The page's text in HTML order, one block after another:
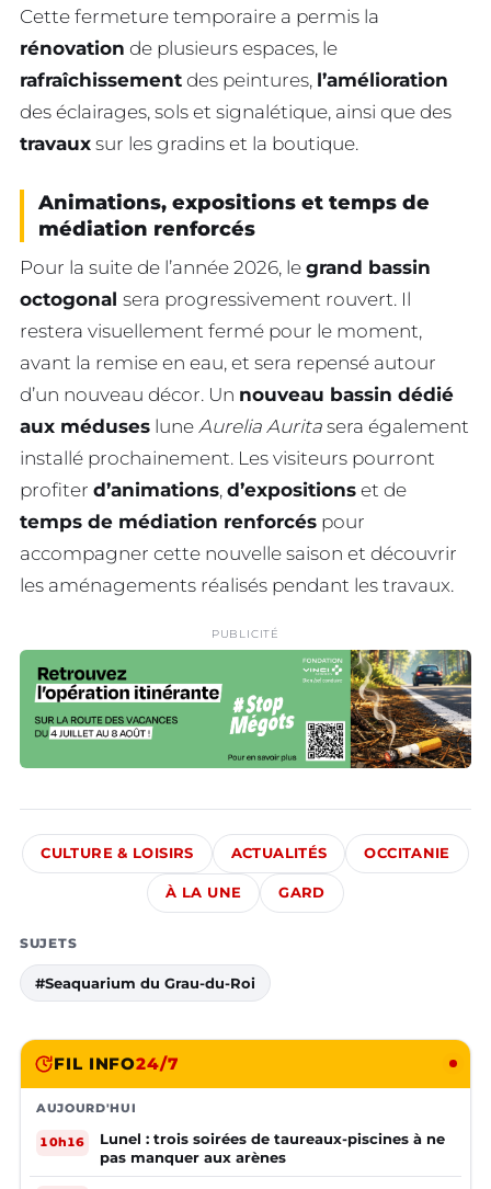
Cette fermeture temporaire a permis la
rénovation de plusieurs espaces, le
rafraîchissement des peintures, l’amélioration
des éclairages, sols et signalétique, ainsi que des
travaux sur les gradins et la boutique.
Animations, expositions et temps de
médiation renforcés
Pour la suite de l’année 2026, le grand bassin
octogonal sera progressivement rouvert. Il
restera visuellement fermé pour le moment,
avant la remise en eau, et sera repensé autour
d’un nouveau décor. Un nouveau bassin dédié
aux méduses lune Aurelia Aurita sera également
installé prochainement. Les visiteurs pourront
profiter d’animations, d’expositions et de
temps de médiation renforcés pour
accompagner cette nouvelle saison et découvrir
les aménagements réalisés pendant les travaux.
PUBLICITÉ
CULTURE & LOISIRS ACTUALITÉS OCCITANIE
À LA UNE GARD
SUJETS
#Seaquarium du Grau-du-Roi
FIL INFO24/7
AUJOURD'HUI
10h16
Lunel : trois soirées de taureaux-piscines à ne
pas manquer aux arènes